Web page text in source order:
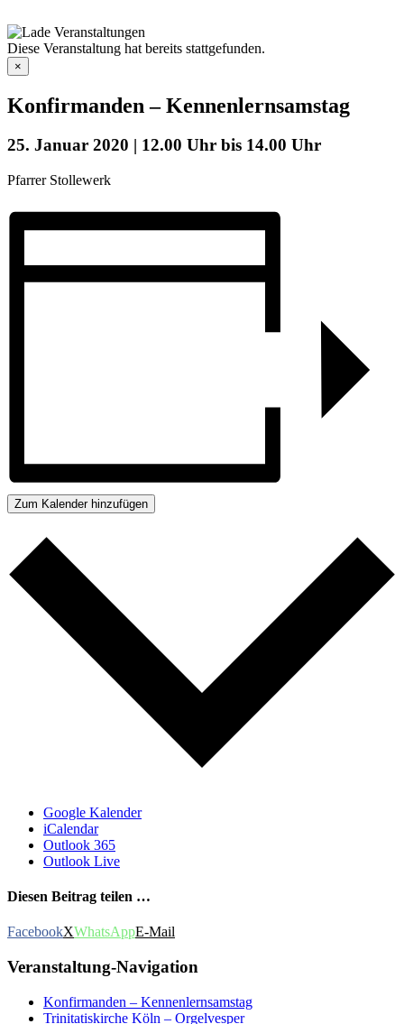
Diese Veranstaltung hat bereits stattgefunden.
×
Konfirmanden – Kennenlernsamstag
25. Januar 2020 | 12.00 Uhr bis 14.00 Uhr
Pfarrer Stollewerk
Zum Kalender hinzufügen
Google Kalender
iCalendar
Outlook 365
Outlook Live
Diesen Beitrag teilen …
FacebookXWhatsAppE-Mail
Veranstaltung-Navigation
Konfirmanden – Kennenlernsamstag
Trinitatiskirche Köln – Orgelvesper